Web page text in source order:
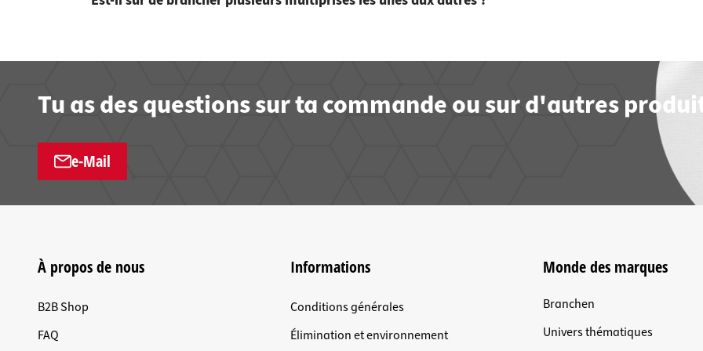
Tu as des questions sur ta commande ou sur d'autres
e-Mail
À propos de nous
B2B Shop
FAQ
Informations
Conditions générales
Élimination et environnement
Monde des marques
Branchen
Univers thématiques